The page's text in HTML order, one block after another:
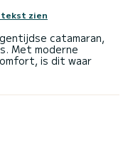
zien
catamaran,
Met moderne
is dit waar